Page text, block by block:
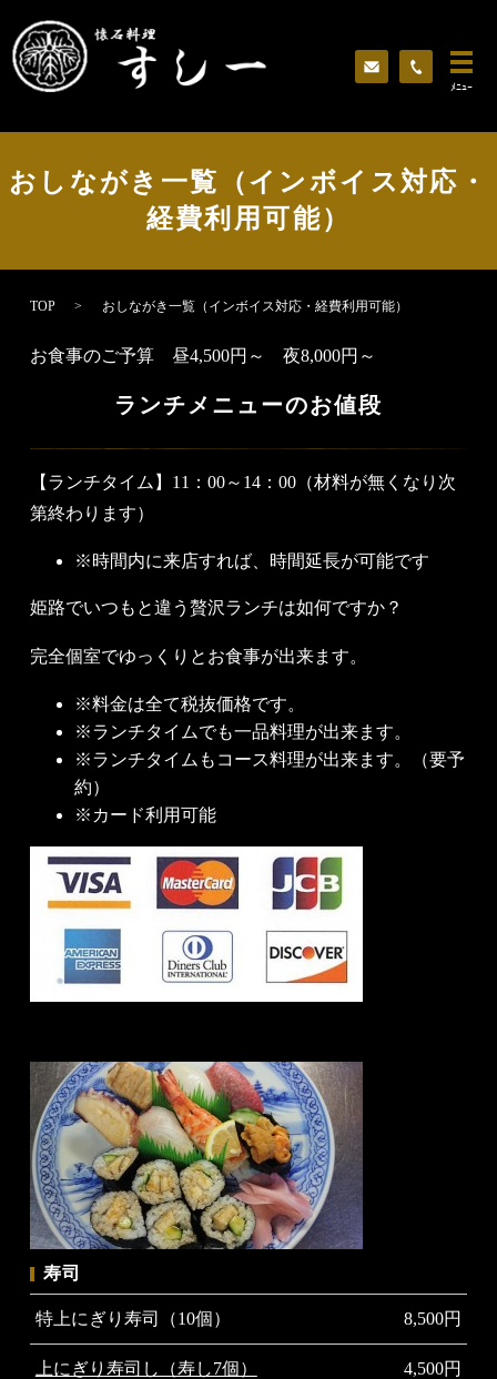
ﾒﾆｭｰ
おしながき一覧（インボイス対応・
経費利用可能）
TOP おしながき一覧（インボイス対応・経費利用可能）
お食事のご予算 昼4,500円～ 夜8,000円～
ランチメニューのお値段
【ランチタイム】 11：00～14：00（材料が無くなり次
第終わります）
※時間内に来店すれば、時間延長が可能です
姫路でいつもと違う贅沢ランチは如何ですか？
完全個室でゆっくりとお食事が出来ます。
※料金は全て税抜価格です。
※ランチタイムでも一品料理が出来ます。
※ランチタイムもコース料理が出来ます。（要予
約）
※カード利用可能
寿司
特上にぎり寿司（10個） 8,500円
上にぎり寿司し（寿し7個） 4,500円